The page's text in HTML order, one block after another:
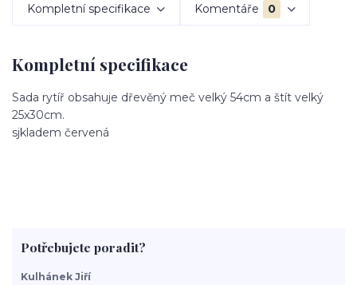
Kompletní specifikace Komentáře 0
Kompletní specifikace
Sada rytíř obsahuje dřevěný meč velký 54cm a štít velký
25x30cm.
sjkladem červená
Potřebujete poradit?
Kulhánek Jiří